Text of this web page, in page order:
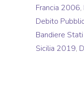
Francia 2006,
Debito
Bandiere
Sicilia 2019,